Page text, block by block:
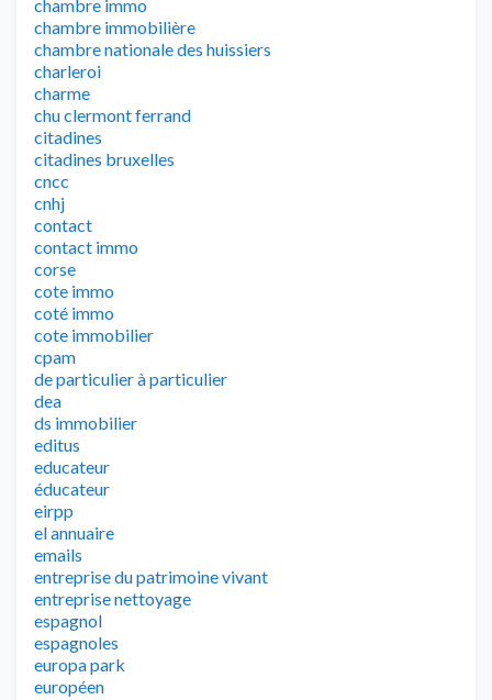
chambre immo
chambre immobilière
chambre nationale des huissiers
charleroi
charme
chu clermont ferrand
citadines
citadines bruxelles
cncc
cnhj
contact
contact immo
corse
cote immo
coté immo
cote immobilier
cpam
de particulier à particulier
dea
ds immobilier
editus
educateur
éducateur
eirpp
el annuaire
emails
entreprise du patrimoine vivant
entreprise nettoyage
espagnol
espagnoles
europa park
européen